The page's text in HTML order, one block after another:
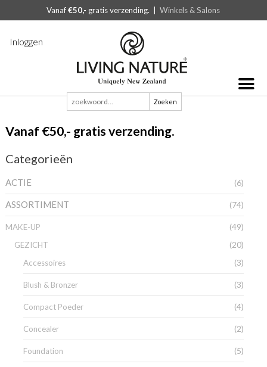
Vanaf€50,- gratis verzending. |Winkels & Salons
Inloggen
Zoeken
naar:
Vanaf €50,- gratis verzending.
Categorieën
ACTIE (6)
ASSORTIMENT (74)
MAKE-UP (49)
GEZICHT (20)
Accessoires (3)
Blush & Bronzer (3)
Compact Poeder (4)
Concealer (2)
Foundation (5)